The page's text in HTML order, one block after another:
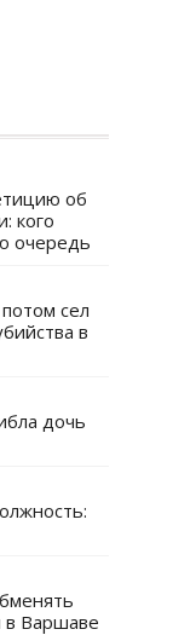
об
кого
очередь
сел
в
дочь
в Варшаве